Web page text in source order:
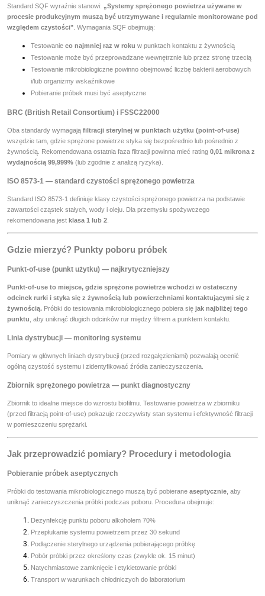
Standard SQF wyraźnie stanowi: „Systemy sprężonego powietrza używane w
procesie produkcyjnym muszą być utrzymywane i regularnie monitorowane pod
względem czystości" . Wymagania SQF obejmują:
Testowanie co najmniej raz w roku w punktach kontaktu z żywnością
Testowanie może być przeprowadzane wewnętrznie lub przez stronę trzecią
Testowanie mikrobiologiczne powinno obejmować liczbę bakterii aerobowych
i/lub organizmy wskaźnikowe
Pobieranie próbek musi być aseptyczne
BRC (British Retail Consortium) i FSSC22000
Oba standardy wymagają filtracji sterylnej w punktach użytku (point-of-use)
wszędzie tam, gdzie sprężone powietrze styka się bezpośrednio lub pośrednio z
żywnością. Rekomendowana ostatnia faza filtracji powinna mieć rating 0,01 mikrona z
wydajnością 99,999% (lub zgodnie z analizą ryzyka).
ISO 8573-1 — standard czystości sprężonego powietrza
Standard ISO 8573-1 definiuje klasy czystości sprężonego powietrza na podstawie
zawartości cząstek stałych, wody i oleju. Dla przemysłu spożywczego
rekomendowana jest klasa 1 lub 2
Gdzie mierzyć? Punkty poboru próbek
Punkt-of-use (punkt użytku) — najkrytyczniejszy
Punkt-of-use to miejsce, gdzie sprężone powietrze wchodzi w ostateczny
odcinek rurki i styka się z żywnością lub powierzchniami kontaktującymi się z
żywnością. Próbki do testowania mikrobiologicznego pobiera się jak najbliżej tego
punktu , aby uniknąć długich odcinków rur między filtrem a punktem kontaktu.
Linia dystrybucji — monitoring systemu
Pomiary w głównych liniach dystrybucji (przed rozgałęzieniami) pozwalają ocenić
ogólną czystość systemu i zidentyfikować źródła zanieczyszczenia.
Zbiornik sprężonego powietrza — punkt diagnostyczny
Zbiornik to idealne miejsce do wzrostu biofilmu. Testowanie powietrza w zbiorniku
(przed filtracją point-of-use) pokazuje rzeczywisty stan systemu i efektywność filtracji
w pomieszczeniu sprężarki.
Jak przeprowadzić pomiary? Procedury i metodologia
Pobieranie próbek aseptycznych
Próbki do testowania mikrobiologicznego muszą być pobierane aseptycznie , aby
uniknąć zanieczyszczenia próbki podczas poboru. Procedura obejmuje:
Dezynfekcję punktu poboru alkoholem 70%
Przepłukanie systemu powietrzem przez 30 sekund
Podłączenie sterylnego urządzenia pobierającego próbkę
Pobór próbki przez określony czas (zwykle ok. 15 minut)
Natychmiastowe zamknięcie i etykietowanie próbki
Transport w warunkach chłodniczych do laboratorium